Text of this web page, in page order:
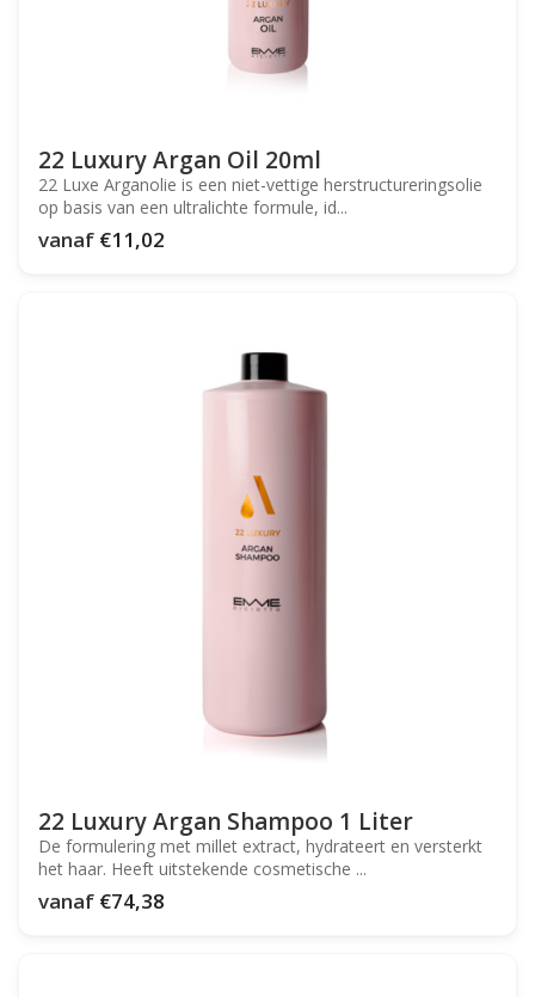
22 Luxury Argan Oil 20ml
22 Luxe Arganolie is een niet-vettige herstructureringsolie
op basis van een ultralichte formule, id...
vanaf €11,02
22 Luxury Argan Shampoo 1 Liter
De formulering met millet extract, hydrateert en versterkt
het haar. Heeft uitstekende cosmetische ...
vanaf €74,38